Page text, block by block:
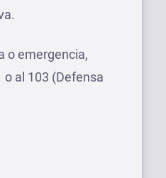
o emergencia,
al 103 (Defensa